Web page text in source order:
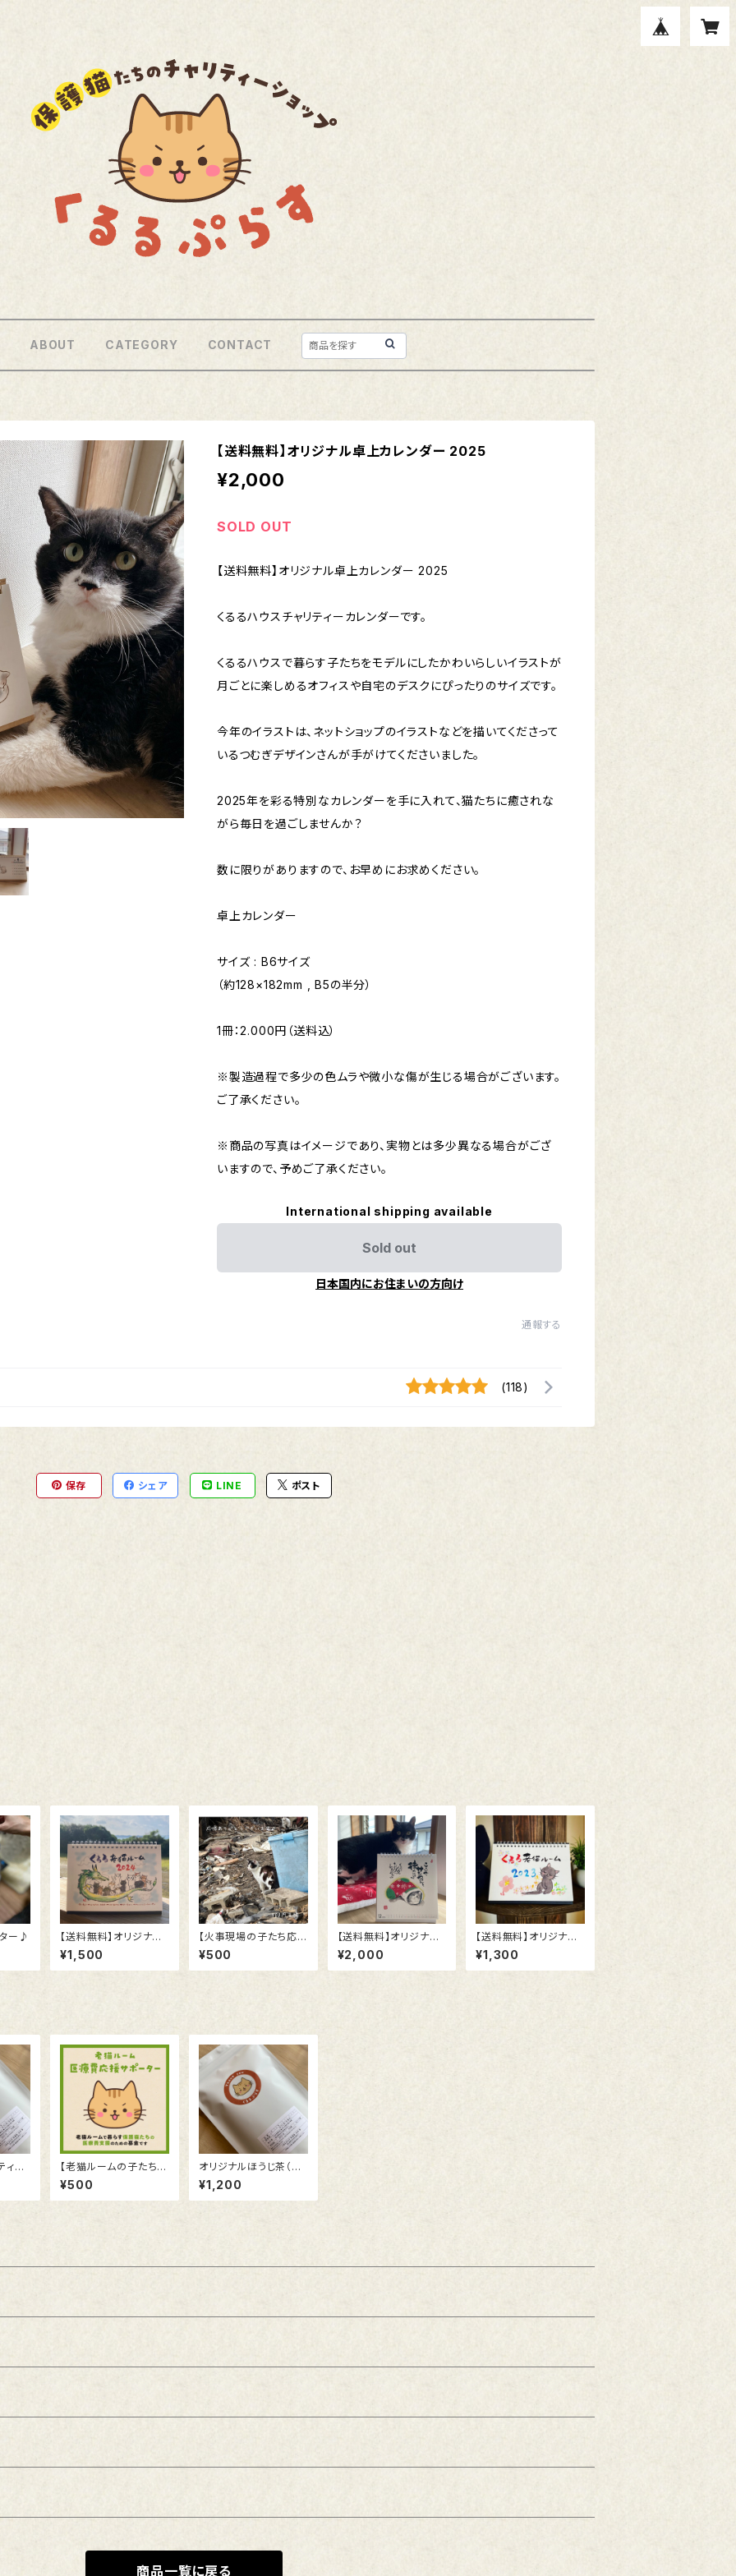
ABOUT CATEGORY CONTACT
【送料無料】オリジナル卓上カレンダー 2025
¥2,000
SOLD OUT
【送料無料】オリジナル卓上カレンダー 2025
くるるハウスチャリティーカレンダーです。
くるるハウスで暮らす子たちをモデルにしたかわいらしいイラストが
月ごとに楽しめるオフィスや自宅のデスクにぴったりのサイズです。
今年のイラストは、ネットショップのイラストなどを描いてくださって
いるつむぎデザインさんが手がけてくださいました。
2025年を彩る特別なカレンダーを手に入れて、猫たちに癒されな
がら毎日を過ごしませんか？
数に限りがありますので、お早めにお求めください。
卓上カレンダー
サイズ : B6サイズ
（約128×182mm , B5の半分）
1冊：2.000円（送料込）
※製造過程で多少の色ムラや微小な傷が生じる場合がございます。
ご了承ください。
※商品の写真はイメージであり、実物とは多少異なる場合がござ
いますので、予めご了承ください。
International shipping available
Sold out
日本国内にお住まいの方向け
通報する
(118)
保存 シェア LINE ポスト
ー♪
【送料無料】オリジナル
卓上カレンダー 2024
¥1,500
【火事現場の子たち応
援サポーター】活動報告
のおハガキ
¥500
【送料無料】オリジナル
卓上カレンダー 2026
¥2,000
【送料無料】オリジナル
卓上カレンダー 2023
¥1,300
ィー
【老猫ルームの子たち医
療費サポーター】お礼の
ハガキ
¥500
オリジナルほうじ茶（テ
ィーバッグ15袋入）
¥1,200
商品一覧に戻る